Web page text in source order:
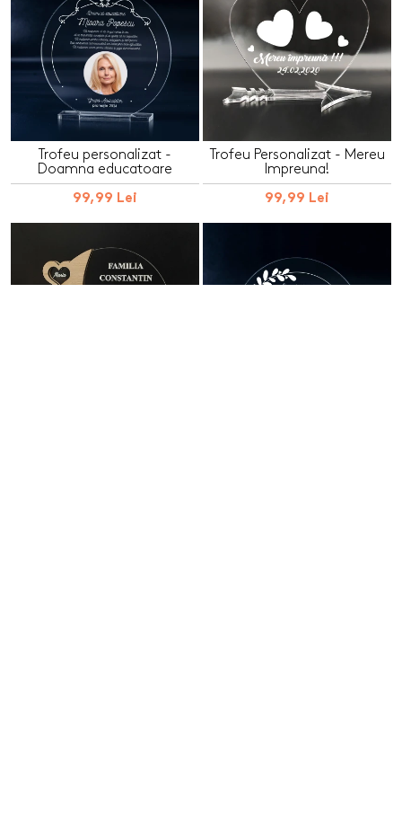
Trofeu personalizat -
Doamna educatoare
99,99 Lei
Trofeu Personalizat - Mereu
Impreuna!
99,99 Lei